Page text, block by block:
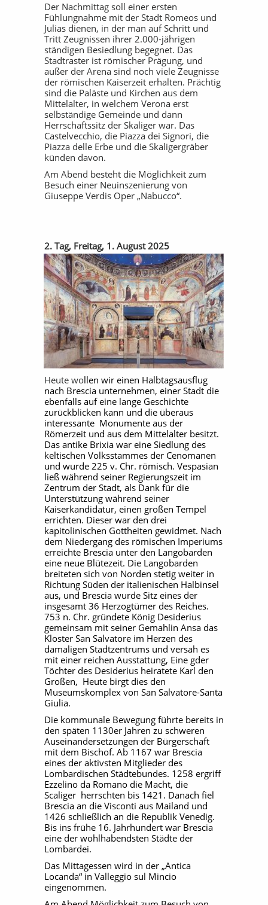
Der Nachmittag soll einer ersten
Fühlungnahme mit der Stadt Romeos und
Julias dienen, in der man auf Schritt und
Tritt Zeugnissen ihrer 2.000-jährigen
ständigen Besiedlung begegnet. Das
Stadtraster ist römischer Prägung, und
außer der Arena sind noch viele Zeugnisse
der römischen Kaiserzeit erhalten. Prächtig
sind die Paläste und Kirchen aus dem
Mittelalter, in welchem Verona erst
selbständige Gemeinde und dann
Herrschaftssitz der Skaliger war. Das
Castelvecchio, die Piazza dei Signori, die
Piazza delle Erbe und die Skaligergräber
künden davon.
Am Abend besteht die Möglichkeit zum
Besuch einer Neuinszenierung von
Giuseppe Verdis Oper „Nabucco“.
2. Tag, Freitag, 1. August 2025
Heute wollen wir einen Halbtagsausflug
nach Brescia unternehmen, einer Stadt die
ebenfalls auf eine lange Geschichte
zurückblicken kann und die überaus
interessante Monumente aus der
Römerzeit und aus dem Mittelalter besitzt.
Das antike Brixia war eine Siedlung des
keltischen Volksstammes der Cenomanen
und wurde 225 v. Chr. römisch. Vespasian
ließ während seiner Regierungszeit im
Zentrum der Stadt, als Dank für die
Unterstützung während seiner
Kaiserkandidatur, einen großen Tempel
errichten. Dieser war den drei
kapitolinischen Gottheiten gewidmet. Nach
dem Niedergang des römischen Imperiums
erreichte Brescia unter den Langobarden
eine neue Blütezeit. Die Langobarden
breiteten sich von Norden stetig weiter in
Richtung Süden der italienischen Halbinsel
aus, und Brescia wurde Sitz eines der
insgesamt 36 Herzogtümer des Reiches.
753 n. Chr. gründete König Desiderius
gemeinsam mit seiner Gemahlin Ansa das
Kloster San Salvatore im Herzen des
damaligen Stadtzentrums und versah es
mit einer reichen Ausstattung, Eine gder
Töchter des Desiderius heiratete Karl den
Großen, Heute birgt dies den
Museumskomplex von San Salvatore-Santa
Giulia.
Die kommunale Bewegung führte bereits in
den späten 1130er Jahren zu schweren
Auseinandersetzungen der Bürgerschaft
mit dem Bischof. Ab 1167 war Brescia
eines der aktivsten Mitglieder des
Lombardischen Städtebundes. 1258 ergriff
Ezzelino da Romano die Macht, die
Scaliger herrschten bis 1421. Danach fiel
Brescia an die Visconti aus Mailand und
1426 schließlich an die Republik Venedig.
Bis ins frühe 16. Jahrhundert war Brescia
eine der wohlhabendsten Städte der
Lombardei.
Das Mittagessen wird in der „Antica
Locanda“ in Valleggio sul Mincio
eingenommen.